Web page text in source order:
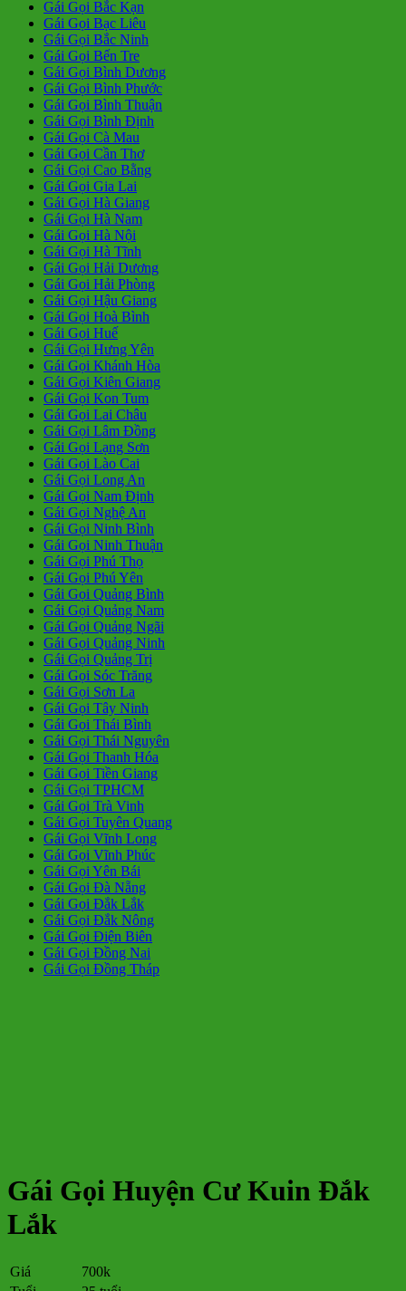
Gái Gọi Bắc Kạn
Gái Gọi Bạc Liêu
Gái Gọi Bắc Ninh
Gái Gọi Bến Tre
Gái Gọi Bình Dương
Gái Gọi Bình Phước
Gái Gọi Bình Thuận
Gái Gọi Bình Định
Gái Gọi Cà Mau
Gái Gọi Cần Thơ
Gái Gọi Cao Bằng
Gái Gọi Gia Lai
Gái Gọi Hà Giang
Gái Gọi Hà Nam
Gái Gọi Hà Nội
Gái Gọi Hà Tĩnh
Gái Gọi Hải Dương
Gái Gọi Hải Phòng
Gái Gọi Hậu Giang
Gái Gọi Hoà Bình
Gái Gọi Huế
Gái Gọi Hưng Yên
Gái Gọi Khánh Hòa
Gái Gọi Kiên Giang
Gái Gọi Kon Tum
Gái Gọi Lai Châu
Gái Gọi Lâm Đồng
Gái Gọi Lạng Sơn
Gái Gọi Lào Cai
Gái Gọi Long An
Gái Gọi Nam Định
Gái Gọi Nghệ An
Gái Gọi Ninh Bình
Gái Gọi Ninh Thuận
Gái Gọi Phú Thọ
Gái Gọi Phú Yên
Gái Gọi Quảng Bình
Gái Gọi Quảng Nam
Gái Gọi Quảng Ngãi
Gái Gọi Quảng Ninh
Gái Gọi Quảng Trị
Gái Gọi Sóc Trăng
Gái Gọi Sơn La
Gái Gọi Tây Ninh
Gái Gọi Thái Bình
Gái Gọi Thái Nguyên
Gái Gọi Thanh Hóa
Gái Gọi Tiền Giang
Gái Gọi TPHCM
Gái Gọi Trà Vinh
Gái Gọi Tuyên Quang
Gái Gọi Vĩnh Long
Gái Gọi Vĩnh Phúc
Gái Gọi Yên Bái
Gái Gọi Đà Nẵng
Gái Gọi Đắk Lắk
Gái Gọi Đắk Nông
Gái Gọi Điện Biên
Gái Gọi Đồng Nai
Gái Gọi Đồng Tháp
Gái Gọi Huyện Cư Kuin Đắk
Lắk
Giá
700k